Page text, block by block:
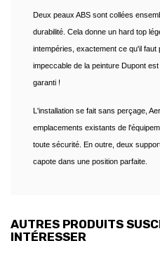
Deux peaux ABS sont collées
durabilité. Cela donne un hard top
intempéries, exactement ce qu'il
impeccable de la peinture Dupont
garanti !
L'installation se fait sans perçage,
emplacements existants de
toute sécurité. En outre, deux
capote dans une position parfaite.
AUTRES PRODUITS
INTÉRESSER